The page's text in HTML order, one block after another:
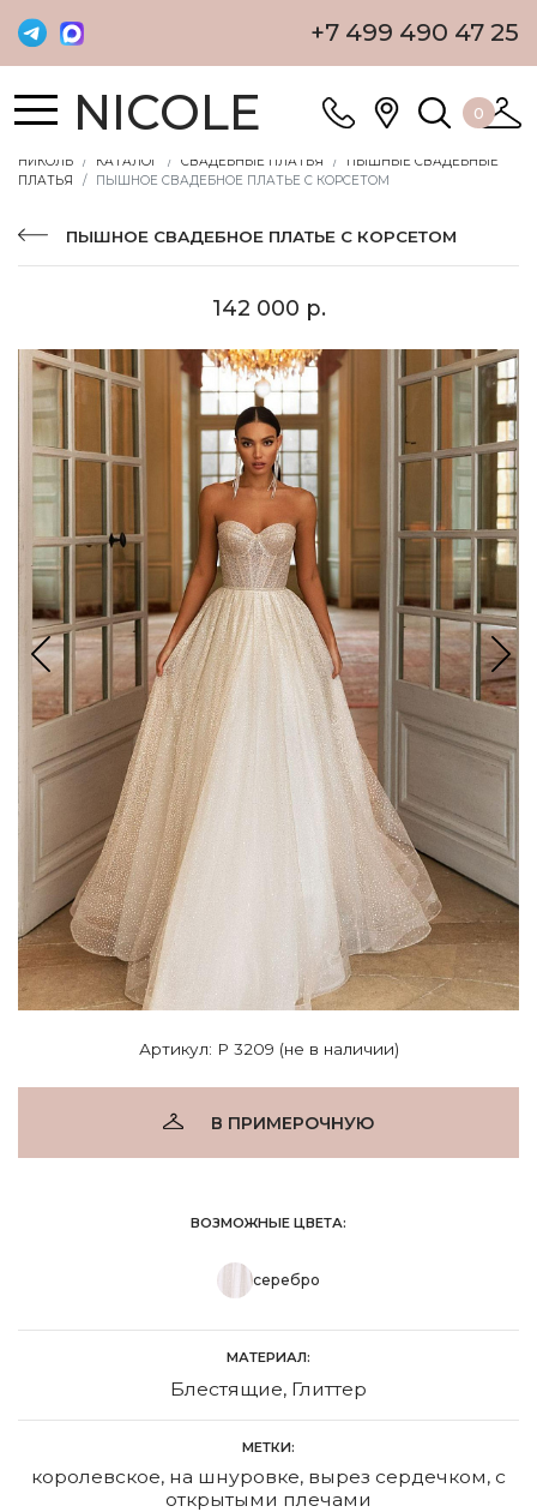
+7 499 490 47 25
NICOLE 0
НИКОЛЬ КАТАЛОГ СВАДЕБНЫЕ ПЛАТЬЯ
ПЫШНЫЕ СВАДЕБНЫЕ
ПЛАТЬЯ
ПЫШНОЕ СВАДЕБНОЕ ПЛАТЬЕ С КОРСЕТОМ
ПЫШНОЕ СВАДЕБНОЕ ПЛАТЬЕ С КОРСЕТОМ
142 000 р.
Артикул: P 3209 (не в наличии)
В ПРИМЕРОЧНУЮ
ВОЗМОЖНЫЕ ЦВЕТА:
серебро
МАТЕРИАЛ:
Блестящие, Глиттер
МЕТКИ:
королевское, на шнуровке, вырез сердечком, с
открытыми плечами